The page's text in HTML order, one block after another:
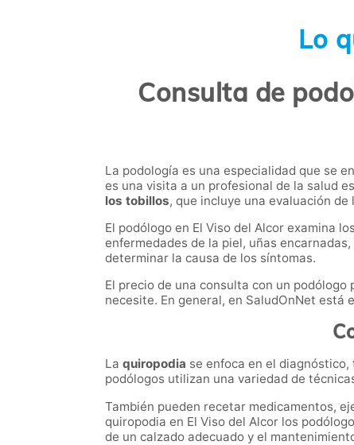
Lo
Consulta de
La podología es una especialidad que se
es una visita a un profesional de la salud
los tobillos, que incluye una evaluación
El podólogo en El Viso del Alcor examina
enfermedades de la piel, uñas
determinar la causa de los síntomas.
El precio de una consulta con un
necesite. En general, en SaludOnNet está
La quiropodia se enfoca en el
podólogos utilizan una variedad de
También pueden recetar medicamentos,
quiropodia en El Viso del Alcor los
de un calzado adecuado y el